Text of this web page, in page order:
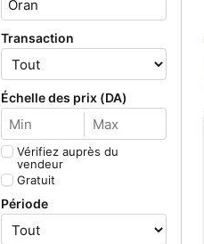
Transaction
Échelle des prix (DA)
Vérifiez auprès du
vendeur
Gratuit
Période